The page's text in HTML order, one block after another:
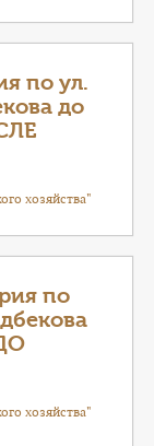
по ул.
до
хозяйства"
по
хозяйства"